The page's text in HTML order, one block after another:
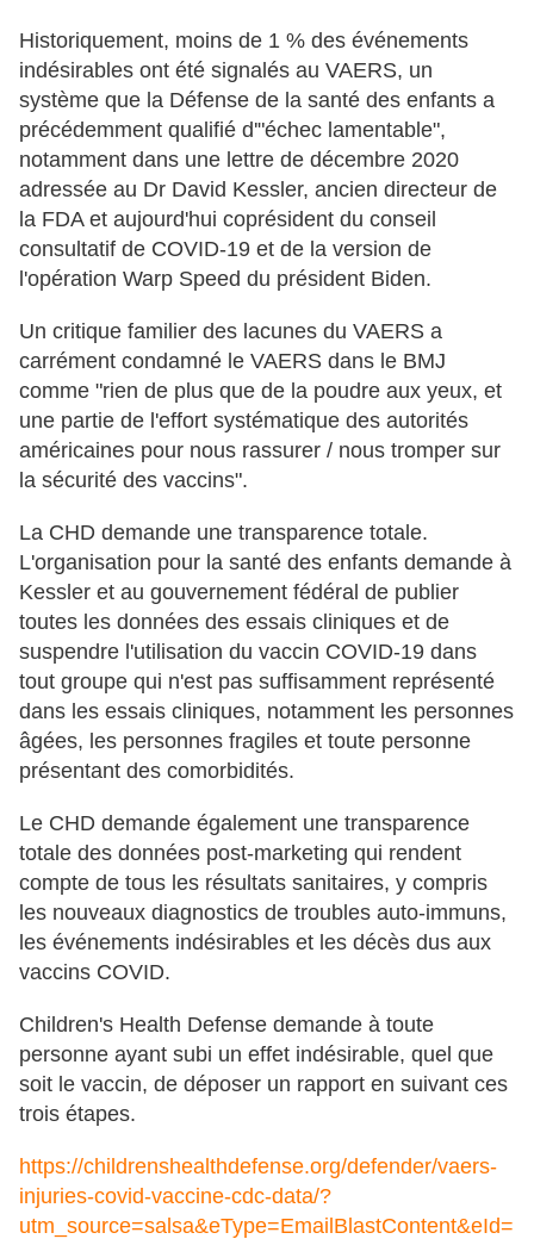
Historiquement, moins de 1 % des événements
indésirables ont été signalés au VAERS, un
système que la Défense de la santé des enfants a
précédemment qualifié d'"échec lamentable",
notamment dans une lettre de décembre 2020
adressée au Dr David Kessler, ancien directeur de
la FDA et aujourd'hui coprésident du conseil
consultatif de COVID-19 et de la version de
l'opération Warp Speed du président Biden.
Un critique familier des lacunes du VAERS a
carrément condamné le VAERS dans le BMJ
comme "rien de plus que de la poudre aux yeux, et
une partie de l'effort systématique des autorités
américaines pour nous rassurer / nous tromper sur
la sécurité des vaccins".
La CHD demande une transparence totale.
L'organisation pour la santé des enfants demande à
Kessler et au gouvernement fédéral de publier
toutes les données des essais cliniques et de
suspendre l'utilisation du vaccin COVID-19 dans
tout groupe qui n'est pas suffisamment représenté
dans les essais cliniques, notamment les personnes
âgées, les personnes fragiles et toute personne
présentant des comorbidités.
Le CHD demande également une transparence
totale des données post-marketing qui rendent
compte de tous les résultats sanitaires, y compris
les nouveaux diagnostics de troubles auto-immuns,
les événements indésirables et les décès dus aux
vaccins COVID.
Children's Health Defense demande à toute
personne ayant subi un effet indésirable, quel que
soit le vaccin, de déposer un rapport en suivant ces
trois étapes.
https://childrenshealthdefense.org/defender/vaers-
injuries-covid-vaccine-cdc-data/?
utm_source=salsa&eType=EmailBlastContent&eId=